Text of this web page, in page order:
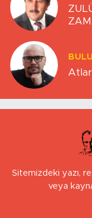
Sitemizdeki yazı,
veya